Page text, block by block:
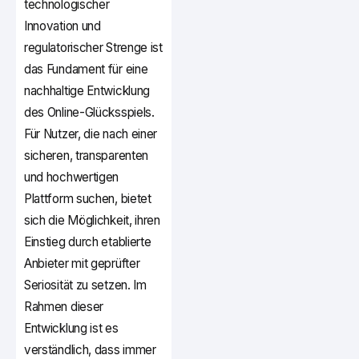
technologischer
Innovation und
regulatorischer Strenge ist
das Fundament für eine
nachhaltige Entwicklung
des Online-Glücksspiels.
Für Nutzer, die nach einer
sicheren, transparenten
und hochwertigen
Plattform suchen, bietet
sich die Möglichkeit, ihren
Einstieg durch etablierte
Anbieter mit geprüfter
Seriosität zu setzen. Im
Rahmen dieser
Entwicklung ist es
verständlich, dass immer